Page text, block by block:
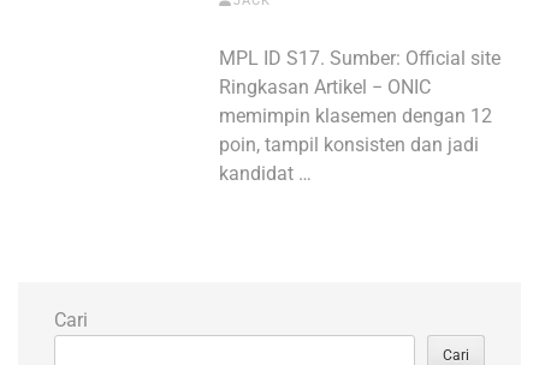
MPL ID S17. Sumber: Official site
Ringkasan Artikel − ONIC
memimpin klasemen dengan 12
poin, tampil konsisten dan jadi
kandidat …
Cari
Cari